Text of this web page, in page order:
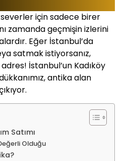
için sadece birer
zamanda geçmişin izlerini
Eğer İstanbul’da
satmak istiyorsanız,
İstanbul’un Kadıköy
antika alan
Satımı
Olduğu